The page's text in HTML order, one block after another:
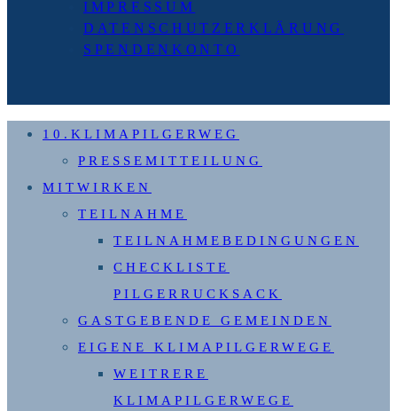
IMPRESSUM
DATENSCHUTZERKLÄRUNG
SPENDENKONTO
10.KLIMAPILGERWEG
PRESSEMITTEILUNG
MITWIRKEN
TEILNAHME
TEILNAHMEBEDINGUNGEN
CHECKLISTE
PILGERRUCKSACK
GASTGEBENDE GEMEINDEN
EIGENE KLIMAPILGERWEGE
WEITRERE
KLIMAPILGERWEGE